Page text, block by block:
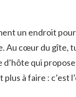
un endroit
Au cœur du gîte,
d’hôte qui
plus à faire :